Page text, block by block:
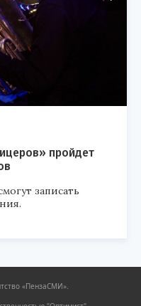
пройдет
записать
«ПензаСМИ».